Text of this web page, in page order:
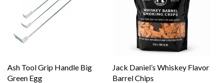
Ash Tool Grip Handle Big
Green Egg
Jack Daniel’s Whiskey Flavor
Barrel Chips